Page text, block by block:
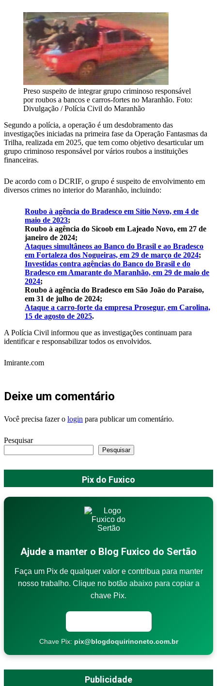
Preso suspeito de integrar grupo criminoso responsável
por roubos a bancos e carros-fortes no Maranhão. Foto:
Divulgação / Polícia Civil do Maranhão
Segundo a polícia, a operação é um desdobramento das
investigações iniciadas na primeira fase da Operação Fantasmas da
Trilha, realizada em 2025, que tem como objetivo desarticular um
grupo criminoso responsável por vários roubos a instituições
financeiras.
De acordo com o DCRIF, o grupo é suspeito de envolvimento em
diversos crimes no interior do Maranhão, incluindo:
Roubo à agência do Bradesco em Sítio Novo, em 4 de
maio de 2023;
Roubo à agência do Sicoob em Lajeado Novo, em 27 de
janeiro de 2024;
Ataques simultâneos ao Banco do Brasil e ao Bradesco
em Fortaleza dos Nogueiras, em 29 de março de 2024;
Investidas contra agências do Banco do Brasil e do
Bradesco em Amarante do Maranhão, em 29 de maio de
2024;
Roubo à agência do Bradesco em São João do Paraíso,
em 31 de julho de 2024;
Ataque a carro-forte da empresa Prosegur, em Carolina,
15 de agosto de 2025.
A Polícia Civil informou que as investigações continuam para
identificar e responsabilizar todos os envolvidos.
Imirante.com
Deixe um comentário
Você precisa fazer o login para publicar um comentário.
Pesquisar
Pesquisar
Pix do Fuxico
Ajude a manter o Blog Fuxico do Sertão
Faça um Pix de qualquer valor e contribua para manter
nosso trabalho. Clique no botão abaixo para copiar a
chave Pix.
Chave Pix: pix@blogdoquirinoneto.com.br
Publicidade